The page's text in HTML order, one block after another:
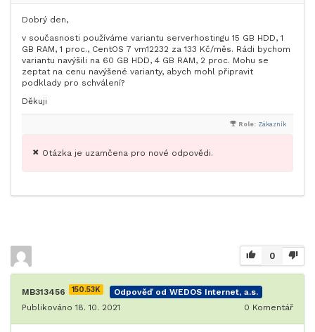
Dobrý den,
v současnosti používáme variantu serverhostingu 15 GB HDD, 1
GB RAM, 1 proc., CentOS 7 vm12232 za 133 Kč/měs. Rádi bychom
variantu navýšili na 60 GB HDD, 4 GB RAM, 2 proc. Mohu se
zeptat na cenu navýšené varianty, abych mohl připravit
podklady pro schválení?
Děkuji
Role: Zákazník
Otázka je uzamčena pro nové odpovědi.
0
MB313456 150.53K
Odpověď od WEDOS Internet, a.s.
Publikováno 18. 10. 2021
0 Komentář